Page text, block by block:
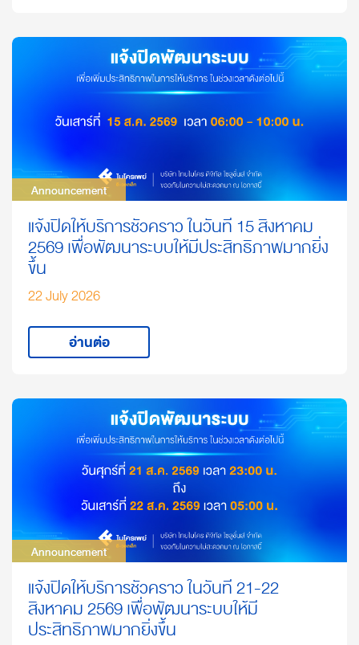
Announcement
Announcement
แจ้งปิดให้บริการชั่วคราว ในวันที่ 15 สิงหาคม
2569 เพื่อพัฒนาระบบให้มีประสิทธิภาพมากยิ่ง
ขึ้น
22 July 2026
อ่านต่อ
Announcement
Announcement
แจ้งปิดให้บริการชั่วคราว ในวันที่ 21-22
สิงหาคม 2569 เพื่อพัฒนาระบบให้มี
ประสิทธิภาพมากยิ่งขึ้น